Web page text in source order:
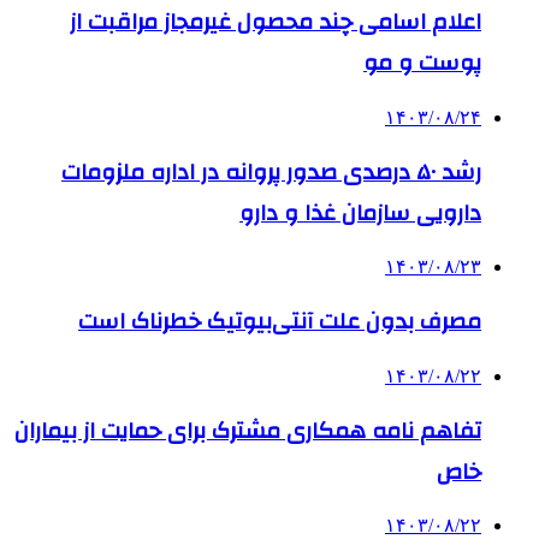
اعلام اسامی چند محصول غیرمجاز مراقبت از
پوست و مو
۱۴۰۳/۰۸/۲۴
رشد ۵۰ درصدی صدور پروانه در اداره ملزومات
دارویی سازمان غذا و دارو
۱۴۰۳/۰۸/۲۳
مصرف بدون علت آنتی‌بیوتیک خطرناک است
۱۴۰۳/۰۸/۲۲
تفاهم نامه همکاری مشترک برای حمایت از بیماران
خاص
۱۴۰۳/۰۸/۲۲